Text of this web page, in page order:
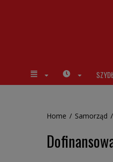
Home / Samorząd /